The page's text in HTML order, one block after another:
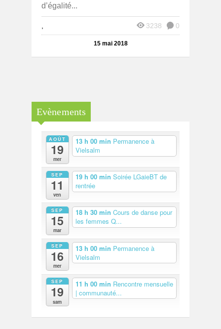
d’égalité...
0
3238
15 mai 2018
Evènements
AOÛT
19
mer
13 h 00 min Permanence à
Vielsalm
SEP
11
ven
19 h 00 min Soirée LGaieBT de
rentrée
SEP
15
mar
18 h 30 min Cours de danse pour
les femmes Q...
SEP
16
mer
13 h 00 min Permanence à
Vielsalm
SEP
19
sam
11 h 00 min Rencontre mensuelle
| communauté...